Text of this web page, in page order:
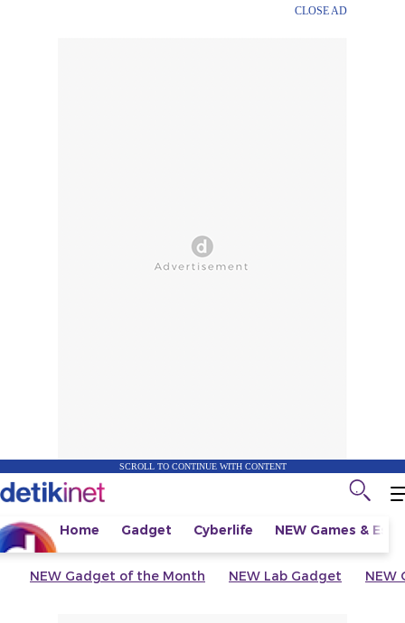
CLOSE AD
SCROLL TO CONTINUE WITH CONTENT
Home Gadget Cyberlife NEW Games &
NEW Gadget of the Month NEW Lab Gadget NEW